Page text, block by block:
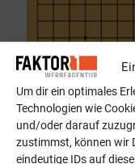
Um dir ein optimales
Technologien wie
und/oder darauf
zustimmst, können wir
eindeutige IDs auf